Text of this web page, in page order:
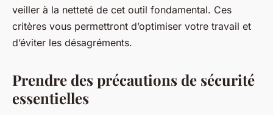
veiller à la netteté de cet outil fondamental. Ces
critères vous permettront d’optimiser votre travail et
d’éviter les désagréments.
Prendre des précautions de sécurité
essentielles